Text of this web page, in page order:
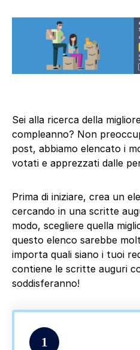
Sei alla ricerca della
compleanno? Non
post, abbiamo elencato i
votati e apprezzati dalle
Prima di iniziare, crea un
cercando in una scritte
modo, scegliere quella
questo elenco sarebbe
importa quali siano i tuoi
contiene le scritte auguri
soddisferanno!
1